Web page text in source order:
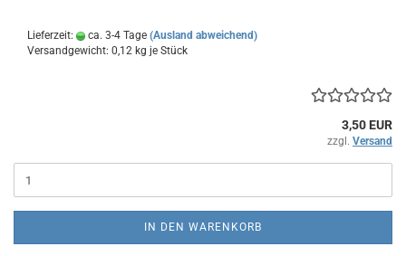
Lieferzeit: ca. 3-4 Tage (Ausland abweichend)
Versandgewicht: 0,12 kg je Stück
3,50 EUR
zzgl. Versand
IN DEN WARENKORB